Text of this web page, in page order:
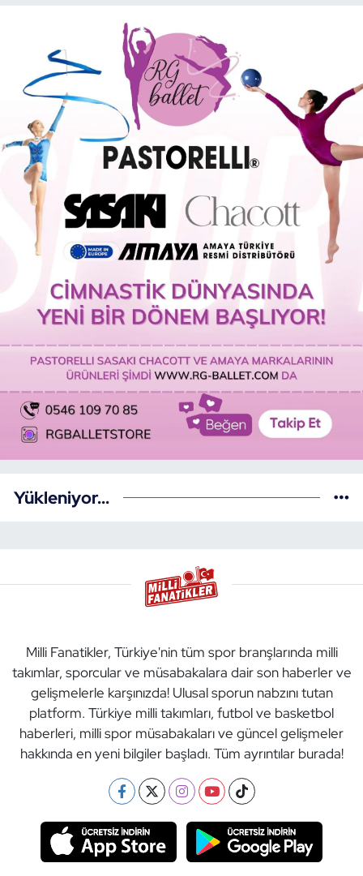
Yükleniyor...
Milli Fanatikler, Türkiye'nin tüm spor branşlarında milli
takımlar, sporcular ve müsabakalara dair son haberler ve
gelişmelerle karşınızda! Ulusal sporun nabzını tutan
platform. Türkiye milli takımları, futbol ve basketbol
haberleri, milli spor müsabakaları ve güncel gelişmeler
hakkında en yeni bilgiler başladı. Tüm ayrıntılar burada!